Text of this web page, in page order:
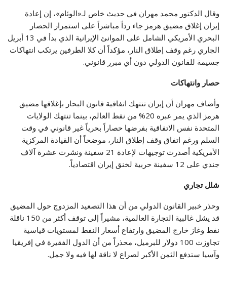
وقال الدكتور محمد مهران في حديث خاص لـ«الوئام»، إن إعادة
إيران إغلاق مضيق هرمز جاء رداً مباشراً على استمرار الحصار
البحري الأمريكي الشامل على الموانئ الإيرانية الذي بدأ في 13 أبريل
الجاري رغم وقف إطلاق النار، مؤكداً أن كلا الطرفين يرتكب انتهاكات
جسيمة للقانون الدولي دون أي مبرر قانوني.
حصار وانتهاكات
وأضاف مهران أن إيران تنتهك اتفاقية قانون البحار بإغلاقها مضيق
هرمز الذي يمر عبره 20% من نفط العالم، بينما تنتهك الولايات
المتحدة نفس الاتفاقية بفرضها حصاراً بحرياً غير قانوني في وقت
السلم ورغم اتفاق وقف إطلاق النار، موضحاً أن القيادة المركزية
الأمريكية أصدرت توجيهات لإعادة 21 سفينة ونشرت عشرة آلاف
جندي على 12 سفينة حربية لخنق إيران اقتصادياً.
شلل تجاري
وحذر خبير القانون الدولي من أن هذا التصعيد المزدوج حول المضيق
قد يشل غالبية التجارة العالمية، مشيراً إلى توقف أكثر من 150 ناقلة
نفط وغاز خارج المضيق وارتفاع أسعار النفط لمستويات قياسية
تجاوزت 100 دولار للبرميل، محذراً من أن الدول الفقيرة في إفريقيا
وآسيا ستدفع الثمن الأكبر لصراع لا ناقة لها فيه ولا جمل.